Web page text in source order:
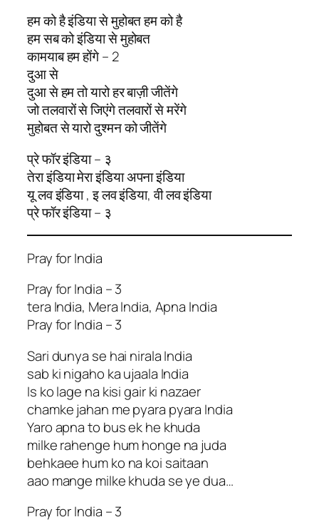
हम को है इंडिया से मुहोबत हम को है
हम सब को इंडिया से मुहोबत
कामयाब हम होंगे – 2
दुआ से
दुआ से हम तो यारो हर बाज़ी जीतेंगे
जो तलवारों से जिएंगे तलवारों से मरेंगे
मुहोबत से यारो दुश्मन को जीतेंगे
प्रे फॉर इंडिया – ३
तेरा इंडिया मेरा इंडिया अपना इंडिया
यू लव इंडिया , इ लव इंडिया, वी लव इंडिया
प्रे फॉर इंडिया – ३
Pray for India
Pray for India – 3
tera India, Mera India, Apna India
Pray for India – 3
Sari dunya se hai nirala India
sab ki nigaho ka ujaala India
Is ko lage na kisi gair ki nazaer
chamke jahan me pyara pyara India
Yaro apna to bus ek he khuda
milke rahenge hum honge na juda
behkaee hum ko na koi saitaan
aao mange milke khuda se ye dua…
Pray for India – 3